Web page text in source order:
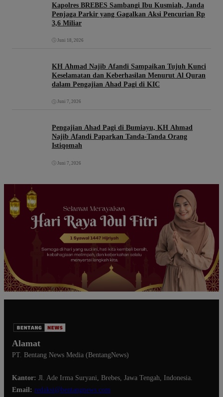
Kapolres BREBES Sambangi Ibu Kusmiah, Janda
Penjaga Parkir yang Gagalkan Aksi Pencurian Rp
3,6 Miliar
Juni 18, 2026
KH Ahmad Najib Afandi Sampaikan Tujuh Kunci
Keselamatan dan Keberhasilan Menurut Al Quran
dalam Pengajian Ahad Pagi di KIC
Juni 7, 2026
Pengajian Ahad Pagi di Bumiayu, KH Ahmad
Najib Afandi Paparkan Tanda-Tanda Orang
Istiqomah
Juni 7, 2026
Alamat
PT. Bentang News Media (BentangNews)
Kantor: Jl. Ade Irma Suryani, Brebes, Jawa Tengah, Indonesia.
Email: redaksi@bentangnews.com